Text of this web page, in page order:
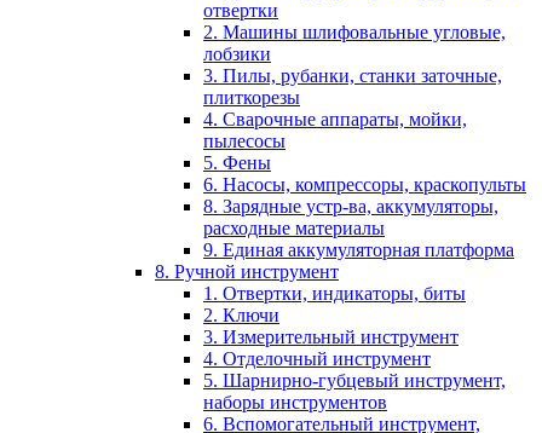
отвертки
2. Машины шлифовальные угловые,
лобзики
3. Пилы, рубанки, станки заточные,
плиткорезы
4. Сварочные аппараты, мойки,
пылесосы
5. Фены
6. Насосы, компрессоры, краскопульты
8. Зарядные устр-ва, аккумуляторы,
расходные материалы
9. Единая аккумуляторная платформа
8. Ручной инструмент
1. Отвертки, индикаторы, биты
2. Ключи
3. Измерительный инструмент
4. Отделочный инструмент
5. Шарнирно-губцевый инструмент,
наборы инструментов
6. Вспомогательный инструмент,